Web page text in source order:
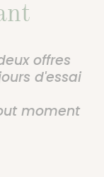
offres
d'essai
moment